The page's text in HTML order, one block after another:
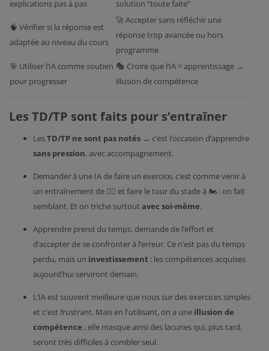
explications pas à pas
solution “toute faite”
🧠 Vérifier si la réponse est
adaptée au niveau du cours
🚀 Accepter sans réfléchir une
réponse trop avancée ou hors
programme
🎯 Utiliser l’IA comme soutien
pour progresser
🎭 Croire que l’IA = apprentissage →
illusion de compétence
Les TD/TP sont faits pour s’entraîner
LesTD/TP ne sont pas notés → c’est l’occasion d’apprendre
sans pression, avec accompagnement.
Demander à une IA de faire un exercice, c’est comme venir à
un entraînement de 🏃‍♂️ et faire le tour du stade à 🏍️ : on fait
semblant. Et on triche surtout avec soi-même.
Apprendre prend du temps, demande de l’effort et
d’accepter de se confronter à l’erreur. Ce n’est pas du temps
perdu, mais un investissement : les compétences acquises
aujourd’hui serviront demain.
L’IA est souvent meilleure que nous sur des exercices simples
et c'est frustrant. Mais en l'utilisant, on a une illusion de
compétence ; elle masque ainsi des lacunes qui, plus tard,
seront très difficiles à combler seul.